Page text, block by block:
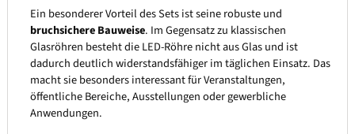
Ein besonderer Vorteil des Sets ist seine robuste und
bruchsichere Bauweise. Im Gegensatz zu klassischen
Glasröhren besteht die LED-Röhre nicht aus Glas und ist
dadurch deutlich widerstandsfähiger im täglichen Einsatz. Das
macht sie besonders interessant für Veranstaltungen,
öffentliche Bereiche, Ausstellungen oder gewerbliche
Anwendungen.